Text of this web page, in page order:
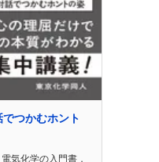
つかむホント
気化学の入門書．